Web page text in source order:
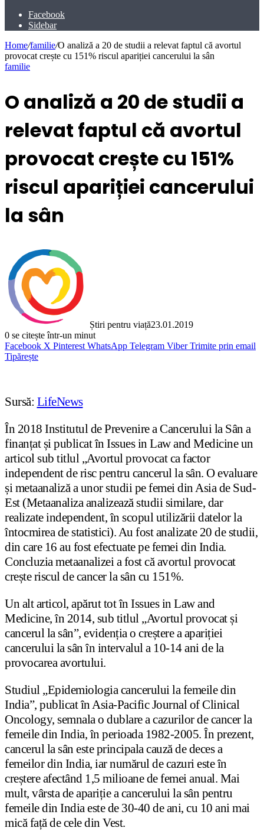
Facebook
Sidebar
Home/familie/O analiză a 20 de studii a relevat faptul că avortul
provocat crește cu 151% riscul apariției cancerului la sân
familie
O analiză a 20 de studii a
relevat faptul că avortul
provocat crește cu 151%
riscul apariției cancerului
la sân
Știri pentru viață23.01.2019
0 se citește într-un minut
Facebook X Pinterest WhatsApp Telegram Viber Trimite prin email
Tipărește
Sursă: LifeNews
În 2018 Institutul de Prevenire a Cancerului la Sân a
finanțat și publicat în Issues in Law and Medicine un
articol sub titlul „Avortul provocat ca factor
independent de risc pentru cancerul la sân. O evaluare
și metaanaliză a unor studii pe femei din Asia de Sud-
Est (Metaanaliza analizează studii similare, dar
realizate independent, în scopul utilizării datelor la
întocmirea de statistici). Au fost analizate 20 de studii,
din care 16 au fost efectuate pe femei din India.
Concluzia metaanalizei a fost că avortul provocat
crește riscul de cancer la sân cu 151%.
Un alt articol, apărut tot în Issues in Law and
Medicine, în 2014, sub titlul „Avortul provocat și
cancerul la sân”, evidenția o creștere a apariției
cancerului la sân în intervalul a 10-14 ani de la
provocarea avortului.
Studiul „Epidemiologia cancerului la femeile din
India”, publicat în Asia-Pacific Journal of Clinical
Oncology, semnala o dublare a cazurilor de cancer la
femeile din India, în perioada 1982-2005. În prezent,
cancerul la sân este principala cauză de deces a
femeilor din India, iar numărul de cazuri este în
creștere afectând 1,5 milioane de femei anual. Mai
mult, vârsta de apariție a cancerului la sân pentru
femeile din India este de 30-40 de ani, cu 10 ani mai
mică față de cele din Vest.